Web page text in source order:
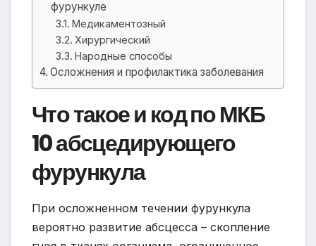
фурункуле
Медикаментозный
Хирургический
Народные способы
Осложнения и профилактика заболевания
Что такое и код по МКБ
10 абсцедирующего
фурункула
При осложненном течении фурункула
вероятно развитие абсцесса – скопление